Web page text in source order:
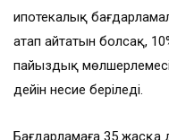
ипотекалық
атап айтатын болсақ,
пайыздық
дейін несие беріледі.
Бағдарламаға 35 жасқа